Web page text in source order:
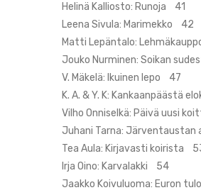
Helinä Kalliosto: Runoja 41
Leena Sivula: Marimekko 42
Matti Lepäntalo:
Jouko Nurminen: Soikan
V. Mäkelä: Ikuinen lepo 47
K. A. & Y. K: Kankaanpäästä
Vilho Onniselkä: Päivä uusi
Juhani Tarna:
Tea Aula: Kirjavasti koirista
Irja Oino: Karvalakki 54
Jaakko Koivuluoma: Euron